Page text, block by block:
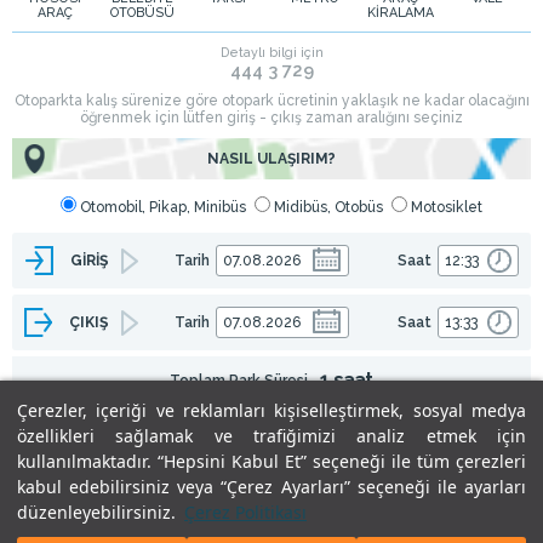
Çerezler, içeriği ve reklamları kişiselleştirmek, sosyal medya
özellikleri sağlamak ve trafiğimizi analiz etmek için
kullanılmaktadır. “Hepsini Kabul Et” seçeneği ile tüm çerezleri
kabul edebilirsiniz veya “Çerez Ayarları” seçeneği ile ayarları
düzenleyebilirsiniz. Çerez Politikası
ARAÇ
OTOBÜSÜ
KİRALAMA